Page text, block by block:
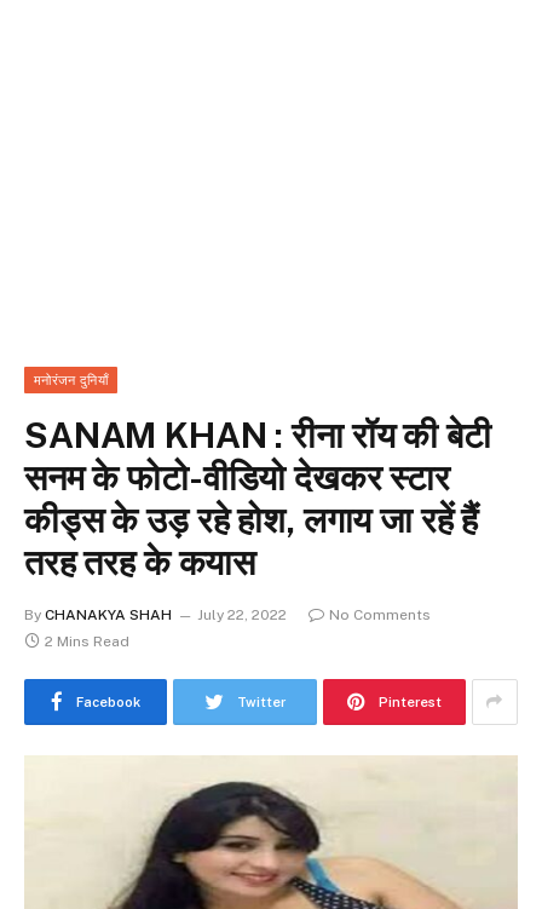
मनोरंजन दुनियाँ
SANAM KHAN : रीना रॉय की बेटी
सनम के फोटो-वीडियो देखकर स्टार
कीड्स के उड़ रहे होश, लगाय जा रहें हैं
तरह तरह के कयास
By CHANAKYA SHAH July 22, 2022
No Comments
2 Mins Read
Facebook Twitter Pinterest